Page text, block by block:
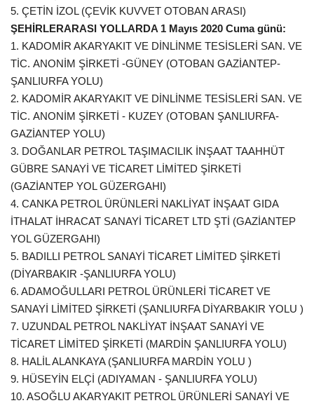
5. ÇETİN İZOL (ÇEVİK KUVVET OTOBAN ARASI)
ŞEHİRLERARASI YOLLARDA 1 Mayıs 2020 Cuma günü:
1. KADOMİR AKARYAKIT VE DİNLİNME TESİSLERİ SAN. VE
TİC. ANONİM ŞİRKETİ -GÜNEY (OTOBAN GAZİANTEP-
ŞANLIURFA YOLU)
2. KADOMİR AKARYAKIT VE DİNLİNME TESİSLERİ SAN. VE
TİC. ANONİM ŞİRKETİ - KUZEY (OTOBAN ŞANLIURFA-
GAZİANTEP YOLU)
3. DOĞANLAR PETROL TAŞIMACILIK İNŞAAT TAAHHÜT
GÜBRE SANAYİ VE TİCARET LİMİTED ŞİRKETİ
(GAZİANTEP YOL GÜZERGAHI)
4. CANKA PETROL ÜRÜNLERİ NAKLİYAT İNŞAAT GIDA
İTHALAT İHRACAT SANAYİ TİCARET LTD ŞTİ (GAZİANTEP
YOL GÜZERGAHI)
5. BADILLI PETROL SANAYİ TİCARET LİMİTED ŞİRKETİ
(DİYARBAKIR -ŞANLIURFA YOLU)
6. ADAMOĞULLARI PETROL ÜRÜNLERİ TİCARET VE
SANAYİ LİMİTED ŞİRKETİ (ŞANLIURFA DİYARBAKIR YOLU )
7. UZUNDAL PETROL NAKLİYAT İNŞAAT SANAYİ VE
TİCARET LİMİTED ŞİRKETİ (MARDİN ŞANLIURFA YOLU)
8. HALİL ALANKAYA (ŞANLIURFA MARDİN YOLU )
9. HÜSEYİN ELÇİ (ADIYAMAN - ŞANLIURFA YOLU)
10. ASOĞLU AKARYAKIT PETROL ÜRÜNLERİ SANAYİ VE